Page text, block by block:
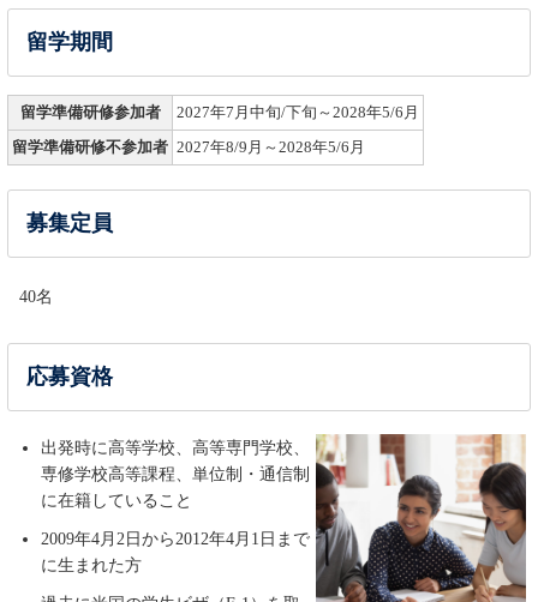
留学期間
留学準備研修参加者 2027年7月中旬/下旬～2028年5/6月
留学準備研修不参加者 2027年8/9月～2028年5/6月
募集定員
40名
応募資格
出発時に高等学校、高等専門学校、
専修学校高等課程、単位制・通信制
に在籍していること
2009年4月2日から2012年4月1日まで
に生まれた方